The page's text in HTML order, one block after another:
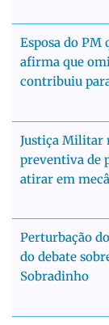
Esposa do
afirma que
contribuiu
Justiça Militar
preventiva de
atirar em
Perturbação
do debate
Sobradinho